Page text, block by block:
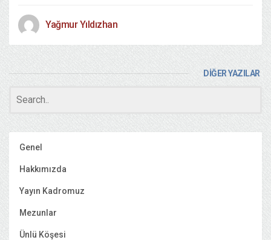
Yağmur Yıldızhan
DİĞER YAZILAR
Genel
Hakkımızda
Yayın Kadromuz
Mezunlar
Ünlü Köşesi